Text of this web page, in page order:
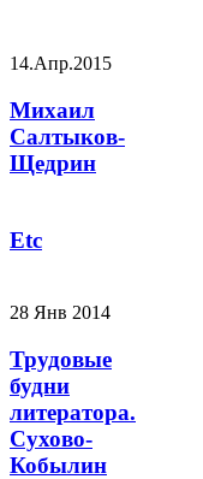
14.Апр.2015
Михаил
Салтыков-
Щедрин
Etc
28 Янв 2014
Трудовые
будни
литератора.
Сухово-
Кобылин